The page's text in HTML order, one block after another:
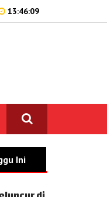
13:46:09
Ini